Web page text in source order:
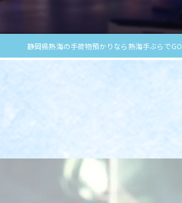
静岡県熱海の手荷物預かりなら熱海手ぶらでGO